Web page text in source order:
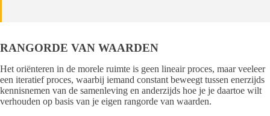
RANGORDE VAN WAARDEN
Het oriënteren in de morele ruimte is geen lineair proces, maar veeleer
een iteratief proces, waarbij iemand constant beweegt tussen enerzijds
kennisnemen van de samenleving en anderzijds hoe je je daartoe wilt
verhouden op basis van je eigen rangorde van waarden.